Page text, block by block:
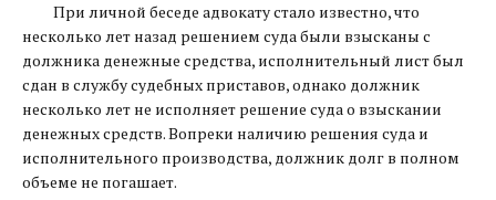
При личной беседе адвокату стало известно, что
несколько лет назад решением суда были взысканы с
должника денежные средства, исполнительный лист был
сдан в службу судебных приставов, однако должник
несколько лет не исполняет решение суда о взыскании
денежных средств. Вопреки наличию решения суда и
исполнительного производства, должник долг в полном
объеме не погашает.